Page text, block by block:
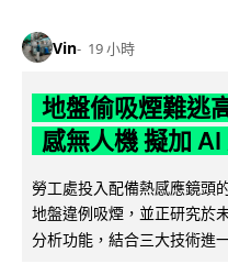
Vin 19 小時
地盤偷吸煙難逃
感無人機 擬加
勞工處投入配備熱感應鏡頭
地盤違例吸煙，並正研究於
分析功能，結合三大技術進